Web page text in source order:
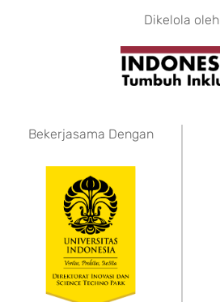
Dikelola oleh
Bekerjasama Dengan